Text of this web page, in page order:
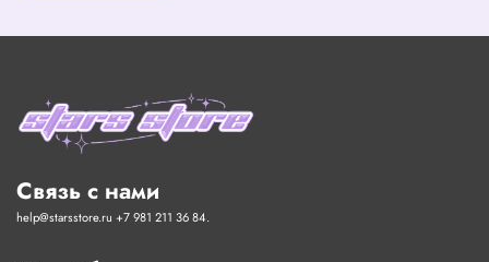
Связь с нами
help@starsstore.ru +7 981 211 36 84.